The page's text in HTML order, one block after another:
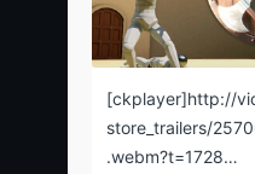
[ckplayer]http://
store_trailers/
.webm?t=1728…